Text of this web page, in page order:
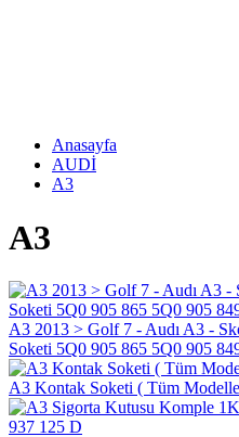
Anasayfa
AUDİ
A3
A3
A3 2013 > Golf 7 - Audı A3 -
Soketi 5Q0 905 865 5Q0 905
A3 Kontak Soketi ( Tüm